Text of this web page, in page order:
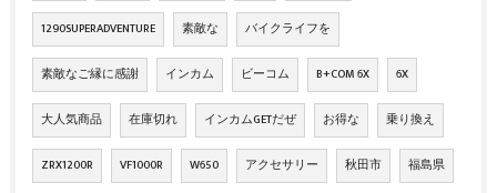
1290SUPERADVENTURE 素敵な バイクライフを
素敵なご縁に感謝 インカム ビーコム B+COM 6X 6X
大人気商品 在庫切れ インカムGETだぜ お得な 乗り換え
ZRX1200R VF1000R W650 アクセサリー 秋田市 福島県